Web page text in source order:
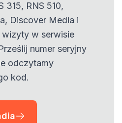
315, RNS 510,
Discover Media i
w serwisie
numer seryjny
odczytamy
kod.